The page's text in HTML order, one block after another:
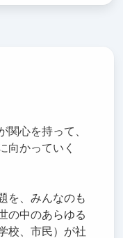
関心を持って、
向かっていく
を、みんなのも
の中のあらゆる
校、市民）が社